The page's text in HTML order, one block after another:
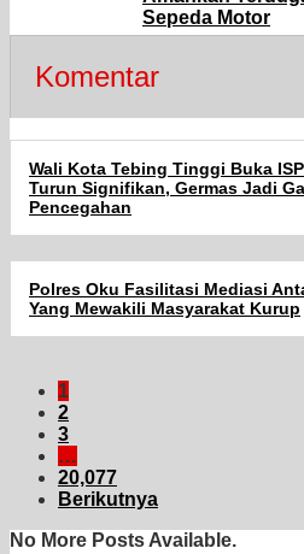
Sepeda Motor
Komentar
Wali Kota Tebing Tinggi Buka
Turun Signifikan, Germas Jadi
Pencegahan
Polres Oku Fasilitasi Mediasi
Yang Mewakili Masyarakat Kurup
1
2
3
…
20,077
Berikutnya
No More Posts Available.